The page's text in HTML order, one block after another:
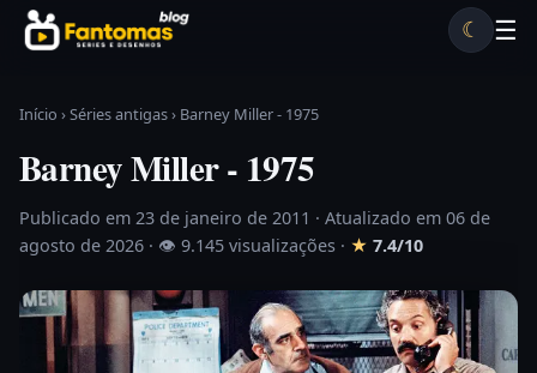
Pular para o conteúdo
☰
☾
Início ›Séries antigas› Barney Miller - 1975
Barney Miller - 1975
Publicado em 23 de janeiro de 2011 · Atualizado em 06 de
agosto de 2026 · 👁 9.145 visualizações · ★ 7.4/10